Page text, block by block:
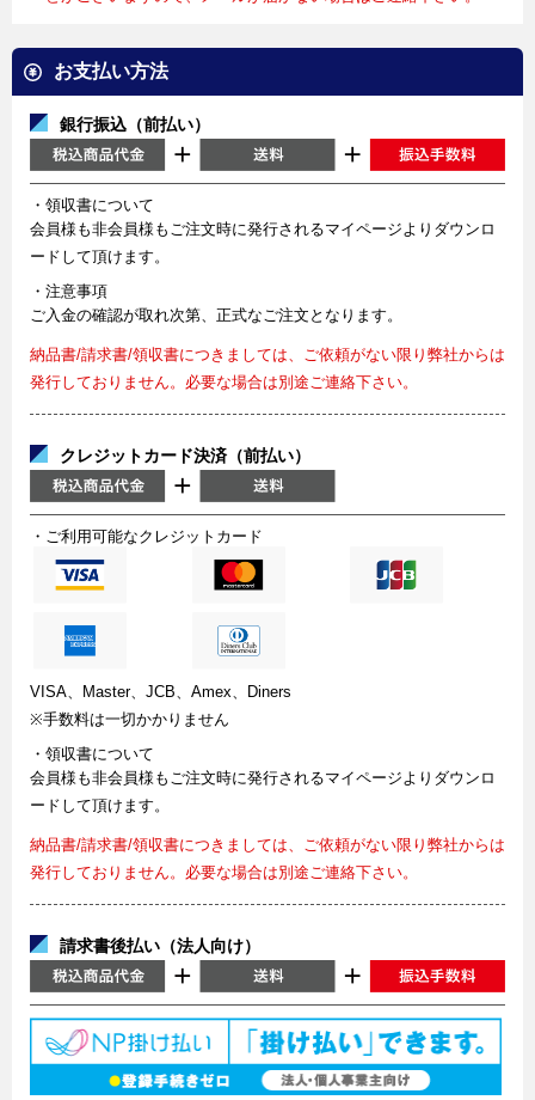
お支払い方法
銀行振込（前払い）
・領収書について
会員様も非会員様もご注文時に発行されるマイページよりダウンロ
ードして頂けます。
・注意事項
ご入金の確認が取れ次第、正式なご注文となります。
納品書/請求書/領収書につきましては、ご依頼がない限り弊社からは
発行しておりません。必要な場合は別途ご連絡下さい。
クレジットカード決済（前払い）
・ご利用可能なクレジットカード
VISA、Master、JCB、Amex、Diners
※手数料は一切かかりません
・領収書について
会員様も非会員様もご注文時に発行されるマイページよりダウンロ
ードして頂けます。
納品書/請求書/領収書につきましては、ご依頼がない限り弊社からは
発行しておりません。必要な場合は別途ご連絡下さい。
請求書後払い（法人向け）